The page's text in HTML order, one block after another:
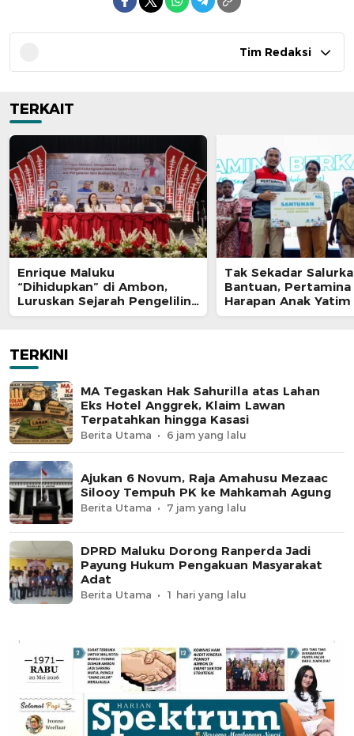
Tim Redaksi
TERKAIT
Enrique Maluku
“Dihidupkan” di Ambon,
Luruskan Sejarah Pengeliling
Bumi Pertama Adalah Putra
Tak Sekadar
Bantuan, Pertamina
Harapan Anak
Program Pertamina
TERKINI
MA Tegaskan Hak Sahurilla atas Lahan
Eks Hotel Anggrek, Klaim Lawan
Terpatahkan hingga Kasasi
Berita Utama 6 jam yang lalu
Ajukan 6 Novum, Raja Amahusu Mezaac
Silooy Tempuh PK ke Mahkamah Agung
Berita Utama 7 jam yang lalu
DPRD Maluku Dorong Ranperda Jadi
Payung Hukum Pengakuan Masyarakat
Adat
Berita Utama 1 hari yang lalu